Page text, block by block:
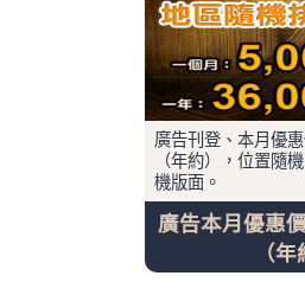
廣告刊登、本月優
（年約），位置隨
機版面。
廣告本月優惠
（年